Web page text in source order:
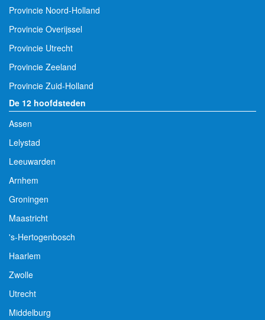
Provincie Noord-Holland
Provincie Overijssel
Provincie Utrecht
Provincie Zeeland
Provincie Zuid-Holland
De 12 hoofdsteden
Assen
Lelystad
Leeuwarden
Arnhem
Groningen
Maastricht
's-Hertogenbosch
Haarlem
Zwolle
Utrecht
Middelburg